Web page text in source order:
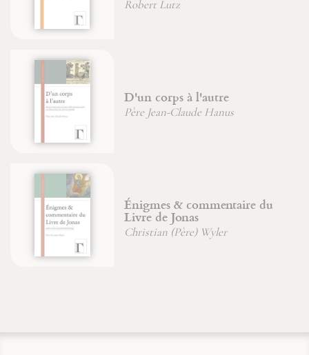
D'un corps à l'autre
Père Jean-Claude Hanus
Énigmes & commentaire du
Livre de Jonas
Christian (Père) Wyler